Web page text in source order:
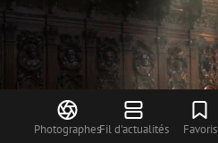
PhotographesFil d'actualités Favoris